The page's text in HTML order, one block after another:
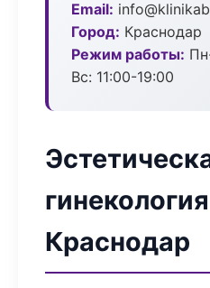
Email:
Город: Краснодар
Режим работы:
Вс: 11:00-19:00
Краснодар